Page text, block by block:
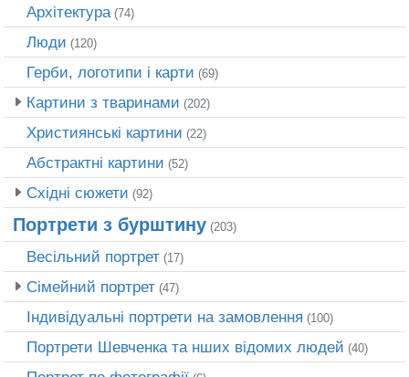
Архітектура(74)
Люди (120)
Герби, логотипи і карти (69)
Картини з тваринами (202)
Християнські картини (22)
Абстрактні картини (52)
Східні сюжети (92)
Портрети з бурштину (203)
Весільний портрет (17)
Сімейний портрет (47)
Індивідуальні портрети на замовлення (100)
Портрети Шевченка та нших відомих людей (40)